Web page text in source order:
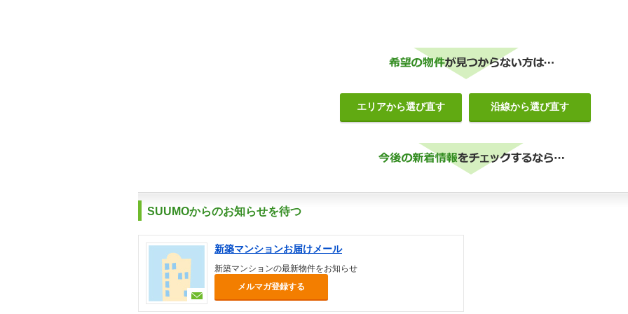
エリアから選び直す 沿線から選び直す
SUUMOからのお知らせを待つ
新築マンションお届けメール
新築マンションの最新物件をお知らせ
メルマガ登録する